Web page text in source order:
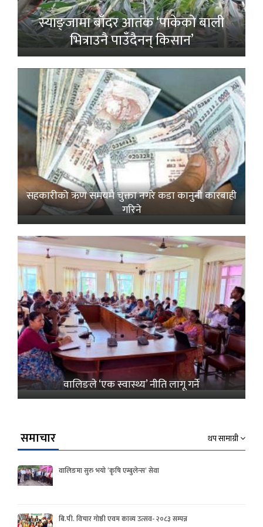
स्याङ्जामा बाँदर आतंक ‘पाकेको बाली
भित्राउनै पाउँदैनन् किसान’
सहकारीको ऋण समयमै चुक्ता नगरे कडा कानुनी कारबाही
गरिने
वालिङले ‘एक स्वास्थ्य’ नीति लागू गर्ने
समाचार थप सामाग्री
वालिङमा सुरु भयो ‘कृषि एम्बुलेन्स’ सेवा
बि.पी. विचार गोष्ठी एवम काव्य उत्सव- २०८३ सम्पन्न